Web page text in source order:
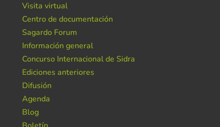
Visita virtual
Centro de documentación
Sagardo Forum
Información general
Concurso Internacional de Sidra
Ediciones anteriores
Difusión
Agenda
Blog